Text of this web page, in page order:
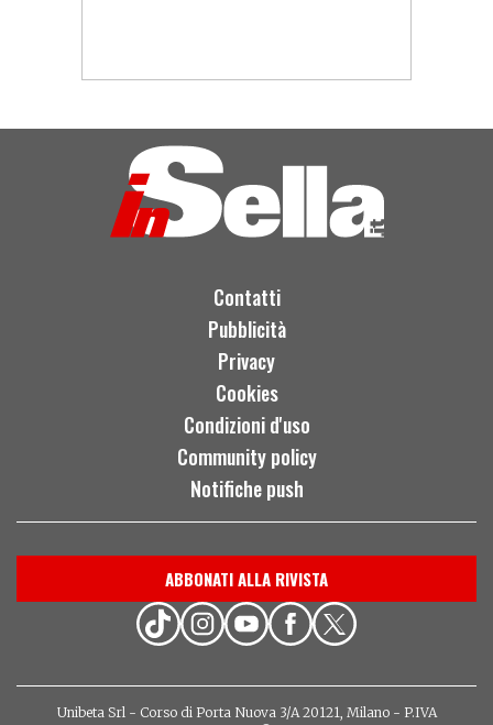
Contatti
Pubblicità
Privacy
Cookies
Condizioni d'uso
Community policy
Notifiche push
ABBONATI ALLA RIVISTA
Unibeta Srl - Corso di Porta Nuova 3/A 20121, Milano - P.IVA